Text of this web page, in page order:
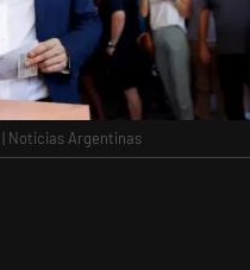
| Noticias Argentinas